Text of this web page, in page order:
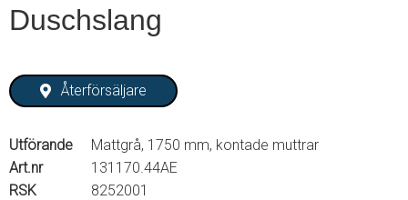
Duschslang
Återförsäljare
Utförande
Mattgrå, 1750 mm, kontade muttrar
Art.nr
131170.44AE
RSK
8252001